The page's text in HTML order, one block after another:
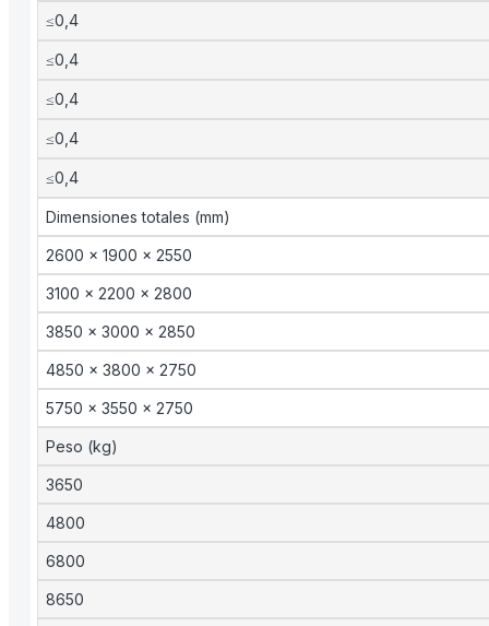
≤0,4
≤0,4
≤0,4
≤0,4
≤0,4
Dimensiones totales (mm)
2600 × 1900 × 2550
3100 × 2200 × 2800
3850 × 3000 × 2850
4850 × 3800 × 2750
5750 × 3550 × 2750
Peso (kg)
3650
4800
6800
8650